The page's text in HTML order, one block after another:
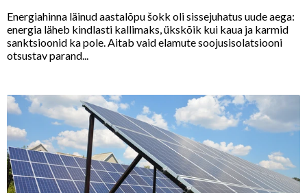
Energiahinna läinud aastalõpu šokk oli sissejuhatus uude aega:
energia läheb kindlasti kallimaks, ükskõik kui kaua ja karmid
sanktsioonid ka pole. Aitab vaid elamute soojusisolatsiooni
otsustav parand...